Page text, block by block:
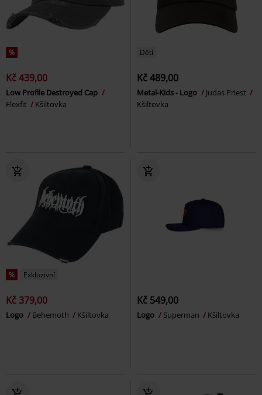
%
Kč 439,00
Low Profile Destroyed Cap
Flexfit
Kšiltovka
Děti
Kč 489,00
Metal-Kids - Logo
Judas Priest
Kšiltovka
% Exkluzivní
Kč 379,00
Logo Behemoth Kšiltovka
Kč 549,00
Logo Superman Kšiltovka